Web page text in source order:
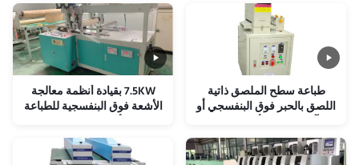
طباعة سطح الملصق ذاتية
اللصق بالحبر فوق البنفسجي أو
آلة معالجة الأشعة فوق
البنفسجية بالضوء البنفسجي
الورنيش
7.5KW بقيادة أنظمة معالجة
الأشعة فوق البنفسجية للطباعة
وطلاء الأشعة فوق البنفسجية
وآلة المعالجة